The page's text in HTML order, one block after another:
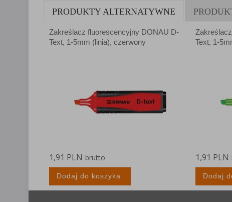
PRODUKTY ALTERNATYWNE
Zakreślacz fluorescencyjny DONAU D-
Text, 1-5mm (linia), czerwony
1,91 PLN brutto
Dodaj do koszyka
Text, 1-
1,91 PLN
Dodaj